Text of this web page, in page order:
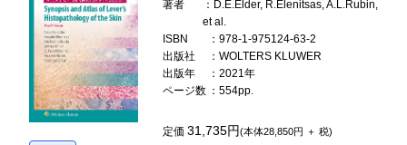
著者
：D.E.Elder, R.Elenitsas, A.L.Rubin,
et al.
ISBN
：978-1-975124-63-2
出版社
：WOLTERS KLUWER
出版年
：2021年
ページ数 ：554pp.
定価31,735円(本体28,850円 ＋ 税)